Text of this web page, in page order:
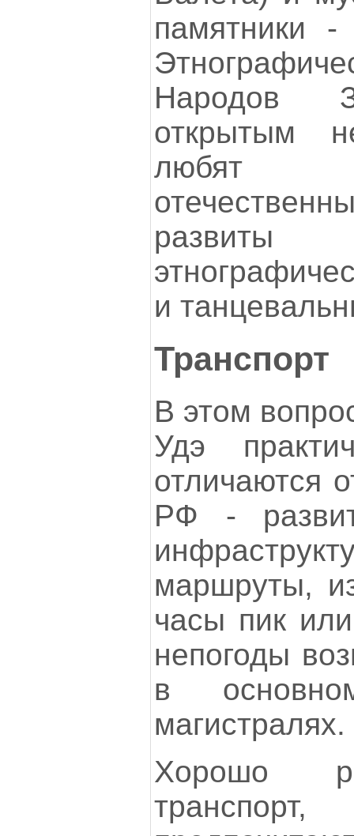
памятники
Народов
открытым
любят
и
Транспорт
В этом
Удэ
отличаются
РФ -
маршруты,
часы пик
непогоды
в
магистралях.
Хорошо